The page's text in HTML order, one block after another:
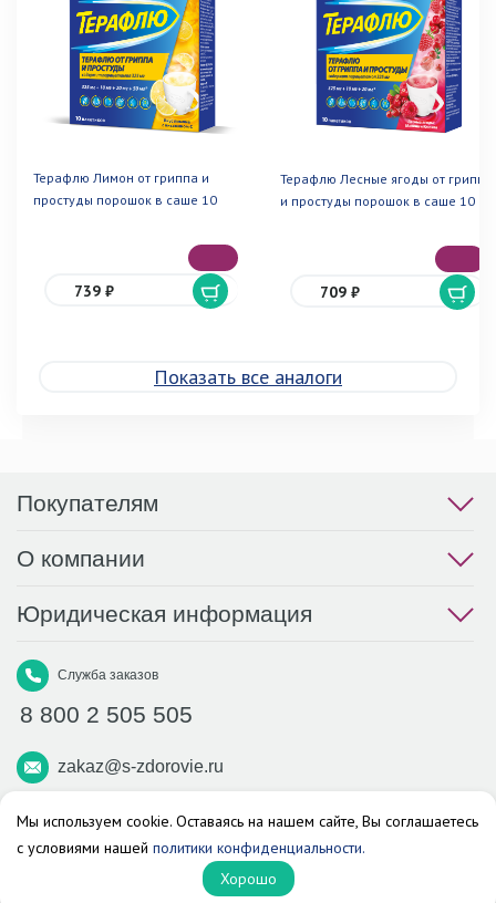
Терафлю Лимон от гриппа и
простуды порошок в саше 10
739 ₽
Терафлю Лесные ягоды от гриппа
и простуды порошок в саше 10
709 ₽
Показать все аналоги
Покупателям
О компании
Юридическая информация
Служба заказов
8 800 2 505 505
zakaz@s-zdorovie.ru
Макс Вконтакте Телеграм
Аптека «Здоровье»
© 2026 г. Все права защищены.
Мы используем cookie. Оставаясь на нашем сайте, Вы соглашаетесь
с условиями нашей политики конфиденциальности.
Хорошо